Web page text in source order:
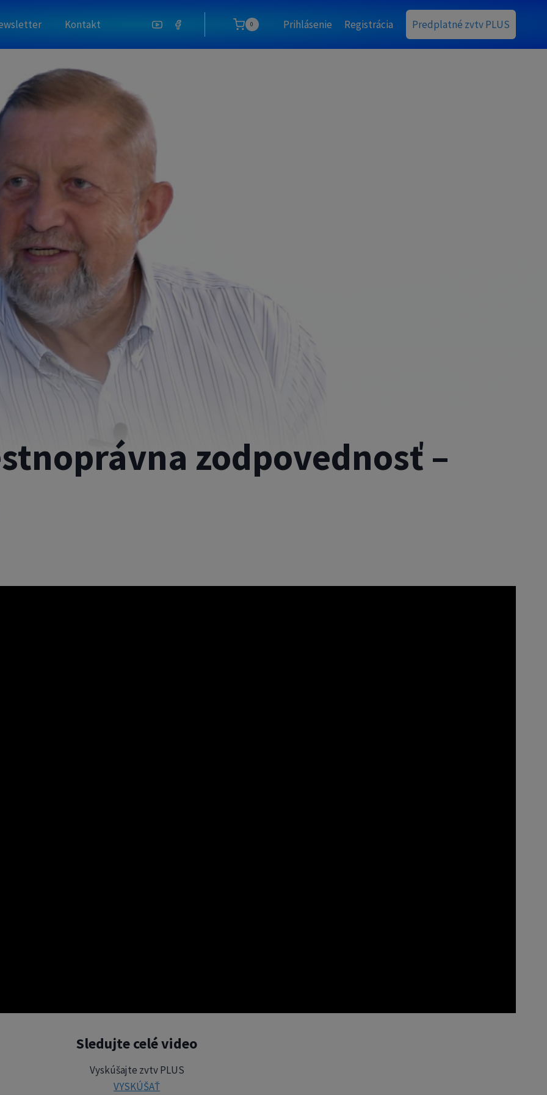
Kontakt 0 Prihlásenie Registrácia Predplatné zvtv PLUS
zodpovednosť –
Sledujte celé video
Vyskúšajte zvtv PLUS
VYSKÚŠAŤ